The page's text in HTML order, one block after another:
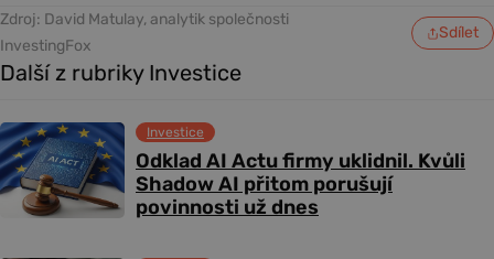
Zdroj: David Matulay, analytik společnosti
InvestingFox
Sdílet
Další z rubriky Investice
Odklad AI Actu firmy uklidnil. Kvůli
Shadow AI přitom porušují
povinnosti už dnes
Investice